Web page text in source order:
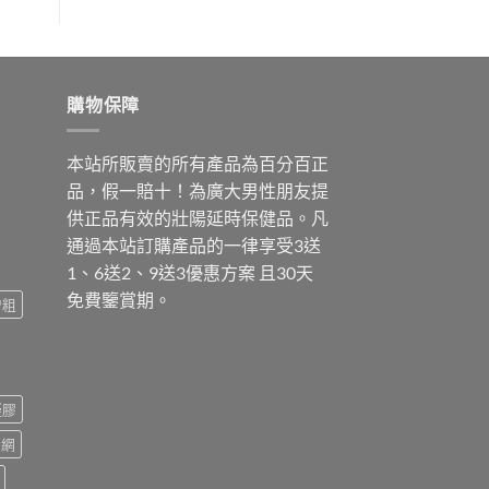
購物保障
本站所販賣的所有產品為百分百正
品，假一賠十！為廣大男性朋友提
供正品有效的壯陽延時保健品。凡
通過本站訂購產品的一律享受3送
1、6送2、9送3優惠方案 且30天
免費鑒賞期。